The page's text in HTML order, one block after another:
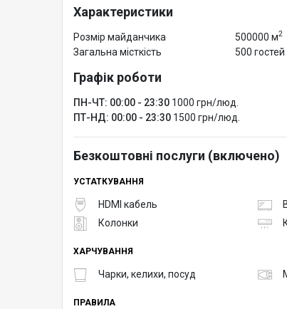
Характеристики
Розмір майданчика 500000 м2
Загальна місткість 500 гостей
Графік роботи
ПН-ЧТ: 00:00 - 23:30 1000 грн/люд.
ПТ-НД: 00:00 - 23:30 1500 грн/люд.
Безкоштовні послуги (включено)
УСТАТКУВАННЯ
HDMI кабель
Колонки
ХАРЧУВАННЯ
Чарки, келихи, посуд
ПРАВИЛА